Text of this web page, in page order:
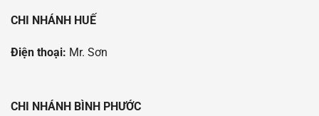
CHI NHÁNH HUẾ
Điện thoại: Mr. Sơn
CHI NHÁNH BÌNH PHƯỚC